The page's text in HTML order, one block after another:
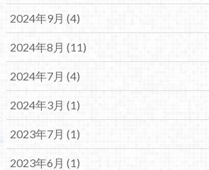
2024年9月 (4)
2024年8月 (11)
2024年7月 (4)
2024年3月 (1)
2023年7月 (1)
2023年6月 (1)